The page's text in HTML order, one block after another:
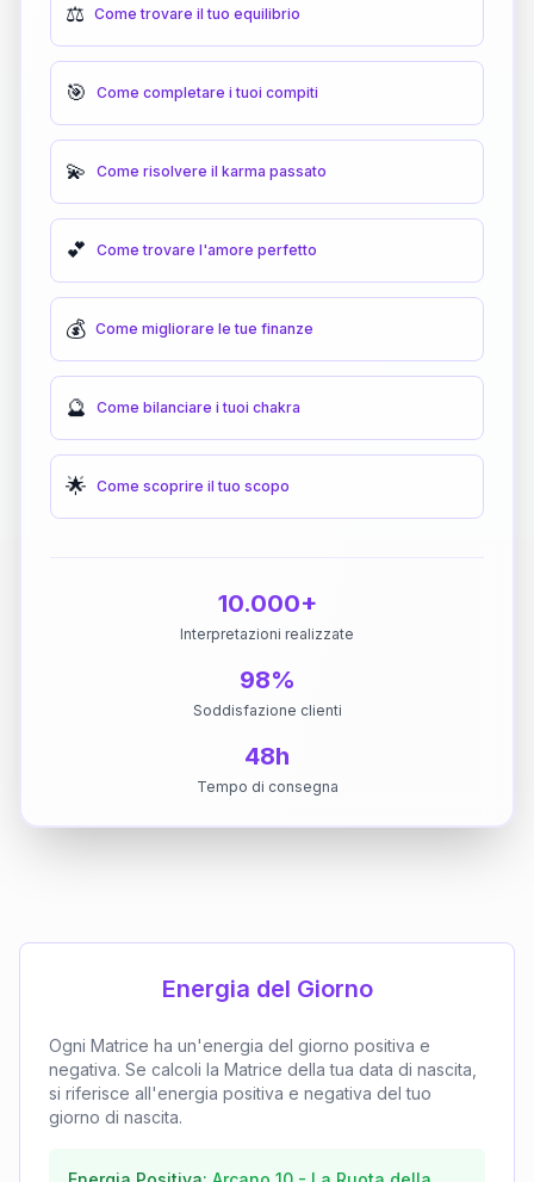
⚖️ Come trovare il tuo equilibrio
🎯 Come completare i tuoi compiti
💫 Come risolvere il karma passato
💕 Come trovare l'amore perfetto
💰 Come migliorare le tue finanze
🔮 Come bilanciare i tuoi chakra
🌟 Come scoprire il tuo scopo
10.000+
Interpretazioni realizzate
98%
Soddisfazione clienti
48h
Tempo di consegna
Energia del Giorno
Ogni Matrice ha un'energia del giorno positiva e
negativa. Se calcoli la Matrice della tua data di nascita,
si riferisce all'energia positiva e negativa del tuo
giorno di nascita.